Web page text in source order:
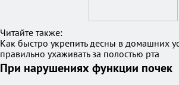
Читайте также:
Как быстро укрепить десны в домашних
правильно ухаживать за полостью рта
При нарушениях функции почек